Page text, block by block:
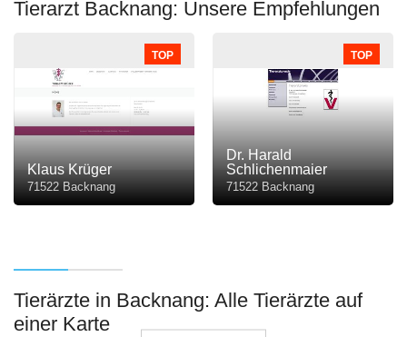
Tierarzt Backnang: Unsere Empfehlungen
TOP
Klaus Krüger
71522 Backnang
TOP
Dr. Harald
Schlichenmaier
71522 Backnang
Tierärzte in Backnang: Alle Tierärzte auf
einer Karte